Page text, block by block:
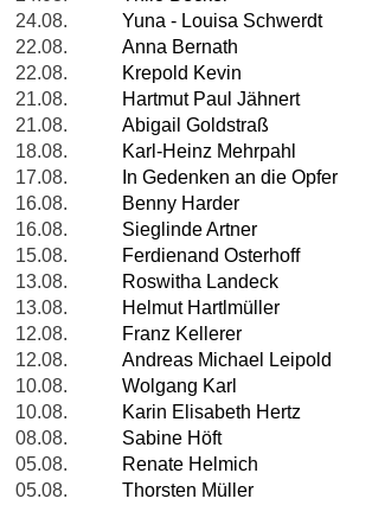
24.08.
Yuna - Louisa Schwerdt
22.08.
Anna Bernath
22.08.
Krepold Kevin
21.08.
Hartmut Paul Jähnert
21.08.
Abigail Goldstraß
18.08.
Karl-Heinz Mehrpahl
17.08.
In Gedenken an die Opfer
16.08.
Benny Harder
16.08.
Sieglinde Artner
15.08.
Ferdienand Osterhoff
13.08.
Roswitha Landeck
13.08.
Helmut Hartlmüller
12.08.
Franz Kellerer
12.08.
Andreas Michael Leipold
10.08.
Wolgang Karl
10.08.
Karin Elisabeth Hertz
08.08.
Sabine Höft
05.08.
Renate Helmich
05.08.
Thorsten Müller